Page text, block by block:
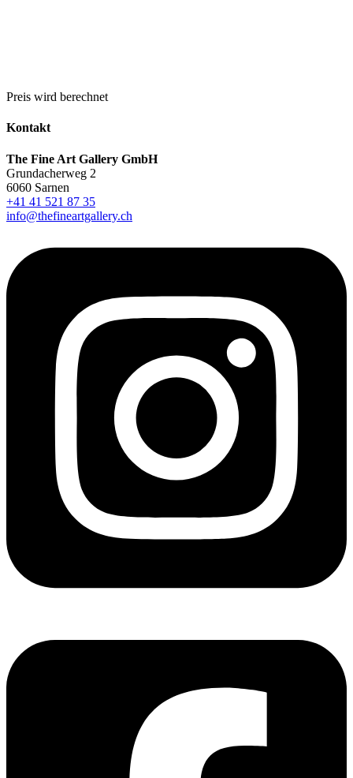
Preis wird berechnet
Kontakt
The Fine Art Gallery GmbH
Grundacherweg 2
6060 Sarnen
+41 41 521 87 35
info@thefineartgallery.ch